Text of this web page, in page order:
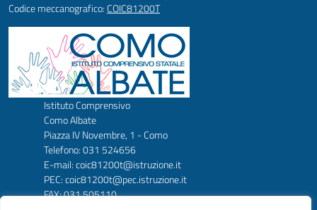
Codice meccanografico:COIC81200T
Istituto Comprensivo
Como Albate
Piazza IV Novembre, 1 - Como
Telefono: 031 524656
E-mail: coic81200t@istruzione.it
PEC: coic81200t@pec.istruzione.it
FAX: 031 505110